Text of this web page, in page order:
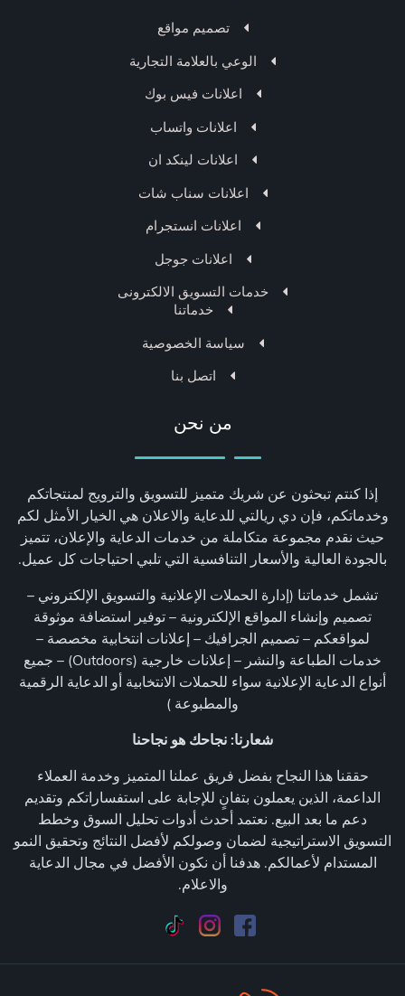
من نحن
إذا كنتم تبحثون عن شريك متميز للتسويق والترويج لمنتجاتكم
وخدماتكم، فإن دي ريالتي للدعاية والاعلان هي الخيار الأمثل لكم
حيث نقدم مجموعة متكاملة من خدمات الدعاية والإعلان، تتميز
بالجودة العالية والأسعار التنافسية التي تلبي احتياجات كل عميل.
تشمل خدماتنا (إدارة الحملات الإعلانية والتسويق الإلكتروني –
تصميم وإنشاء المواقع الإلكترونية – توفير استضافة موثوقة
لمواقعكم – تصميم الجرافيك – إعلانات انتخابية مخصصة –
خدمات الطباعة والنشر – إعلانات خارجية (Outdoors) – جميع
أنواع الدعاية الإعلانية سواء للحملات الانتخابية أو الدعاية الرقمية
والمطبوعة )
شعارنا: نجاحك هو نجاحنا
حققنا هذا النجاح بفضل فريق عملنا المتميز وخدمة العملاء
الداعمة، الذين يعملون بتفانٍ للإجابة على استفساراتكم وتقديم
دعم ما بعد البيع. نعتمد أحدث أدوات تحليل السوق وخطط
التسويق الاستراتيجية لضمان وصولكم لأفضل النتائج وتحقيق النمو
المستدام لأعمالكم. هدفنا أن نكون الأفضل في مجال الدعاية
والاعلام.
تصميم مواقع
الوعي بالعلامة التجارية
اعلانات فيس بوك
اعلانات واتساب
اعلانات لينكد ان
اعلانات سناب شات
اعلانات انستجرام
اعلانات جوجل
خدمات التسويق الالكترونى
خدماتنا
سياسة الخصوصية
اتصل بنا